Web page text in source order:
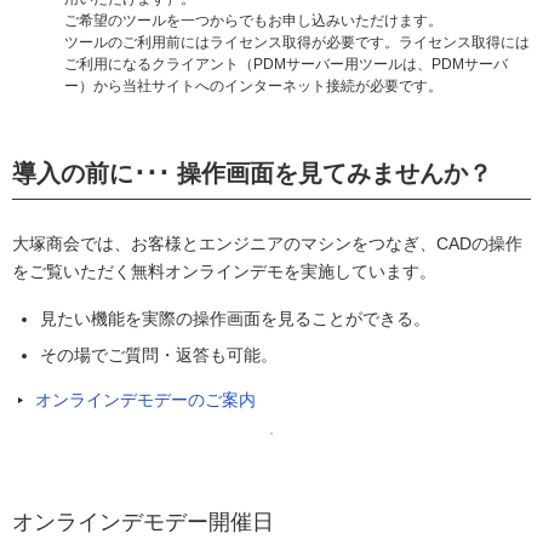
ご希望のツールを一つからでもお申し込みいただけます。
ツールのご利用前にはライセンス取得が必要です。ライセンス取得には
ご利用になるクライアント（PDMサーバー用ツールは、PDMサーバ
ー）から当社サイトへのインターネット接続が必要です。
導入の前に･･･ 操作画面を見てみませんか？
大塚商会では、お客様とエンジニアのマシンをつなぎ、CADの操作
をご覧いただく無料オンラインデモを実施しています。
見たい機能を実際の操作画面を見ることができる。
その場でご質問・返答も可能。
オンラインデモデーのご案内
オンラインデモデー開催日